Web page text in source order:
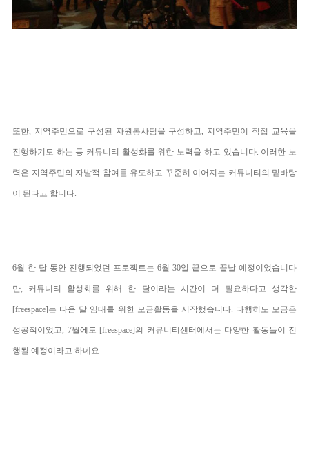
또한, 지역주민으로 구성된 자원봉사팀을 구성하고, 지역주민이 직접 교육을
진행하기도 하는 등 커뮤니티 활성화를 위한 노력을 하고 있습니다. 이러한 노
력은 지역주민의 자발적 참여를 유도하고 꾸준히 이어지는 커뮤니티의 밑바탕
이 된다고 합니다.
6월 한 달 동안 진행되었던 프로젝트는 6월 30일 끝으로 끝날 예정이었습니다
만, 커뮤니티 활성화를 위해 한 달이라는 시간이 더 필요하다고 생각한
[freespace]는 다음 달 임대를 위한 모금활동을 시작했습니다. 다행히도 모금은
성공적이었고, 7월에도 [freespace]의 커뮤니티센터에서는 다양한 활동들이 진
행될 예정이라고 하네요.